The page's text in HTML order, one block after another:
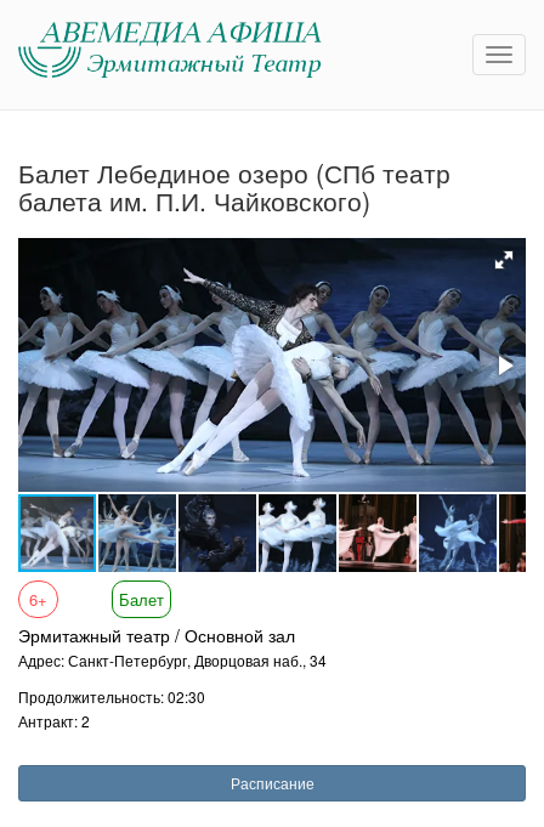
Балет Лебединое озеро (СПб театр
балета им. П.И. Чайковского)
6+ Балет
Эрмитажный театр / Основной зал
Адрес: Санкт-Петербург, Дворцовая наб., 34
Продолжительность: 02:30
Антракт: 2
Расписание